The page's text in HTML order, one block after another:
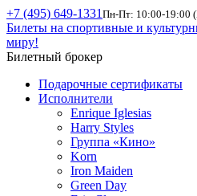
+7 (495) 649-1331 Пн-Пт: 10:00-19:00
Билеты на спортивные и
миру!
Билетный брокер
Подарочные сертификаты
Исполнители
Enrique Iglesias
Harry Styles
Группа «Кино»
Korn
Iron Maiden
Green Day